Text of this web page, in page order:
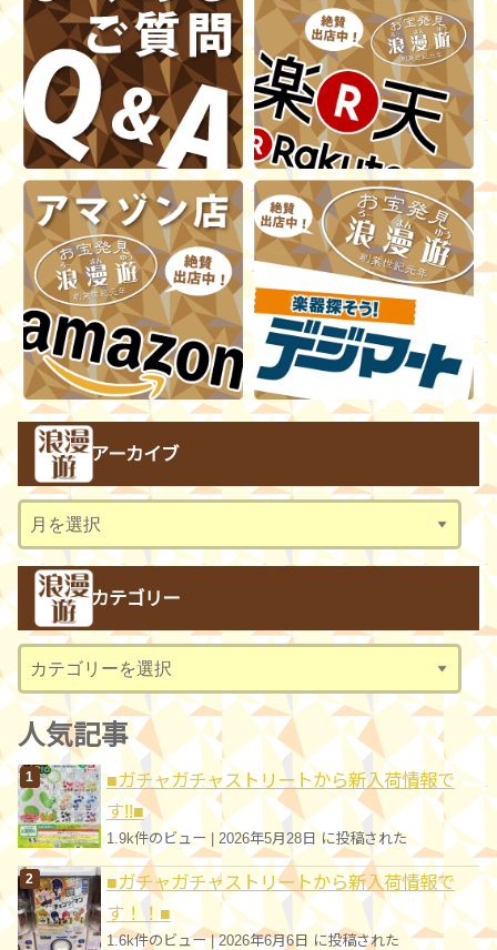
アーカイブ
ー
イ
ブ
カテゴリー
テ
ゴ
リ
ー
人気記事
■ガチャガチャストリートから新入荷情報で
す!!■
1.9k件のビュー 2026年5月28日 に投稿された
■ガチャガチャストリートから新入荷情報で
す！！■
1.6k件のビュー|2026年6月6日 に投稿された